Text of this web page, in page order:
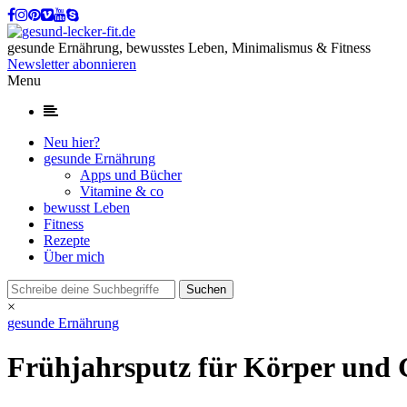
gesunde Ernährung, bewusstes Leben, Minimalismus & Fitness
Newsletter abonnieren
Menu
Neu hier?
gesunde Ernährung
Apps und Bücher
Vitamine & co
bewusst Leben
Fitness
Rezepte
Über mich
×
gesunde Ernährung
Frühjahrsputz für Körper und